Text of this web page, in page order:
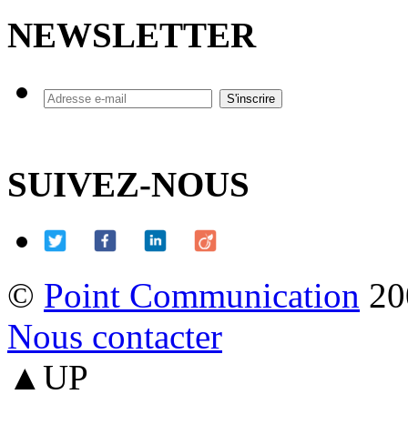
NEWSLETTER
SUIVEZ-NOUS
© Point Communication
Nous contacter
▲UP